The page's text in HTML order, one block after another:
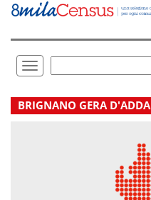
Vai
direttamente
Toggle
navigation
.
BRIGNANO GERA D'ADDA